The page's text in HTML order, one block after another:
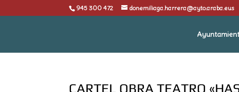
945 300 472 donemiliaga.harrera@ayto.araba.eus
CARTEL OBRA TEATRO